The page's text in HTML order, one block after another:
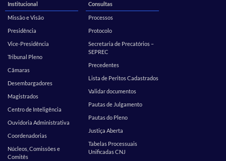
Institucional
Missão e Visão
Presidência
Vice-Presidência
Tribunal Pleno
Câmaras
Desembargadores
Magistrados
Centro de Inteligência
Ouvidoria Administrativa
Coordenadorias
Núcleos, Comissões e
Comitês
Consultas
Processos
Protocolo
Secretaria de Precatórios –
SEPREC
Precedentes
Lista de Peritos Cadastrados
Validar documentos
Pautas de Julgamento
Pautas do Pleno
Justiça Aberta
Tabelas Processuais
Unificadas CNJ